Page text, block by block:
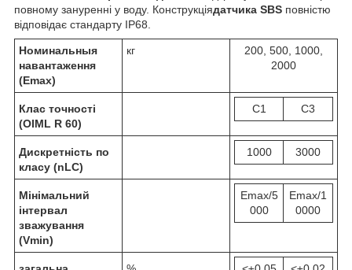
повному зануренні у воду. Конструкціядатчика SBS повністю
відповідає стандарту IP68.
Номинальныя
навантаження
(Emax)
кг
200, 500, 1000,
2000
Клас точності
(OIML R 60)
C1 C3
Дискретність по
класу (nLC)
1000 3000
Мінімальний
інтервал
зважування
(Vmin)
Emax/5
000
Emax/1
0000